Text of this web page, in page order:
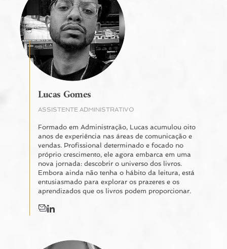
Lucas Gomes
ASSISTENTE ADMINISTRATIVO
Formado em Administração, Lucas acumulou oito
anos de experiência nas áreas de comunicação e
vendas. Profissional determinado e focado no
próprio crescimento, ele agora embarca em uma
nova jornada: descobrir o universo dos livros.
Embora ainda não tenha o hábito da leitura, está
entusiasmado para explorar os prazeres e os
aprendizados que os livros podem proporcionar.